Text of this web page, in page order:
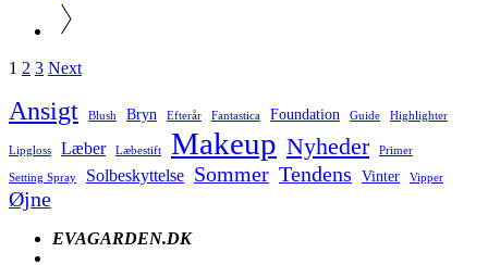
Posts
pagination
1 2 3 Next
Ansigt Blush Bryn Efterår Fantastica Foundation Guide Highlighter
Lipgloss Læber Læbestift Makeup Nyheder Primer
Setting Spray Solbeskyttelse Sommer Tendens Vinter Vipper
Øjne
EVAGARDEN.DK